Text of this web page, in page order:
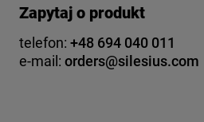
Zapytaj o produkt
telefon: +48 694 040 011
e-mail: orders@silesius.com